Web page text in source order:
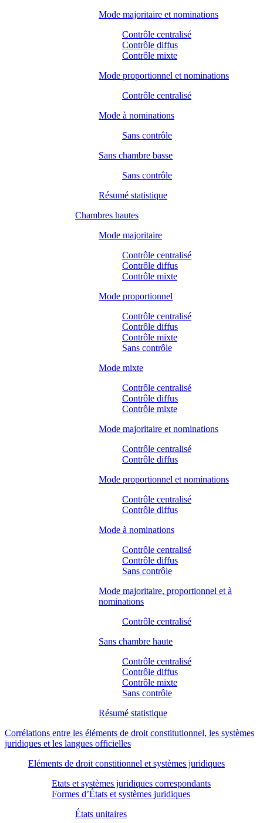
Mode majoritaire et nominations
Contrôle centralisé
Contrôle diffus
Contrôle mixte
Mode proportionnel et nominations
Contrôle centralisé
Mode à nominations
Sans contrôle
Sans chambre basse
Sans contrôle
Résumé statistique
Chambres hautes
Mode majoritaire
Contrôle centralisé
Contrôle diffus
Contrôle mixte
Mode proportionnel
Contrôle centralisé
Contrôle diffus
Contrôle mixte
Sans contrôle
Mode mixte
Contrôle centralisé
Contrôle diffus
Contrôle mixte
Mode majoritaire et nominations
Contrôle centralisé
Contrôle diffus
Mode proportionnel et nominations
Contrôle centralisé
Contrôle diffus
Mode à nominations
Contrôle centralisé
Contrôle diffus
Sans contrôle
Mode majoritaire, proportionnel et à
nominations
Contrôle centralisé
Sans chambre haute
Contrôle centralisé
Contrôle diffus
Contrôle mixte
Sans contrôle
Résumé statistique
Corrélations entre les éléments de droit constitutionnel, les systèmes
juridiques et les langues officielles
Eléments de droit constitionnel et systèmes juridiques
Etats et systèmes juridiques correspondants
Formes d’États et systèmes juridiques
États unitaires